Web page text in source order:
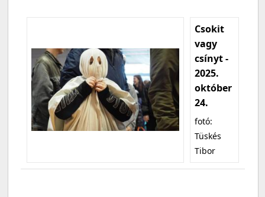
Csokit
vagy
csínyt -
2025.
október
24.
fotó:
Tüskés
Tibor